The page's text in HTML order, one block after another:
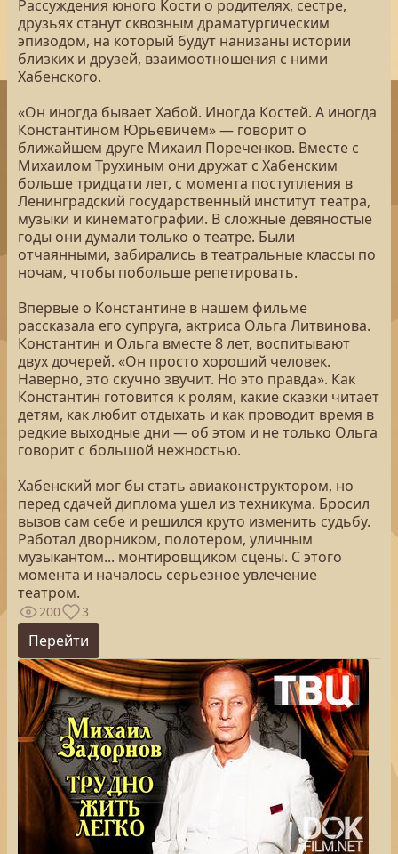
Рассуждения юного Кости о родителях, сестре,
друзьях станут сквозным драматургическим
эпизодом, на который будут нанизаны истории
близких и друзей, взаимоотношения с ними
Хабенского.
«Он иногда бывает Хабой. Иногда Костей. А иногда
Константином Юрьевичем» — говорит о
ближайшем друге Михаил Пореченков. Вместе с
Михаилом Трухиным они дружат с Хабенским
больше тридцати лет, с момента поступления в
Ленинградский государственный институт театра,
музыки и кинематографии. В сложные девяностые
годы они думали только о театре. Были
отчаянными, забирались в театральные классы по
ночам, чтобы побольше репетировать.
Впервые о Константине в нашем фильме
рассказала его супруга, актриса Ольга Литвинова.
Константин и Ольга вместе 8 лет, воспитывают
двух дочерей. «Он просто хороший человек.
Наверно, это скучно звучит. Но это правда». Как
Константин готовится к ролям, какие сказки читает
детям, как любит отдыхать и как проводит время в
редкие выходные дни — об этом и не только Ольга
говорит с большой нежностью.
Хабенский мог бы стать авиаконструктором, но
перед сдачей диплома ушел из техникума. Бросил
вызов сам себе и решился круто изменить судьбу.
Работал дворником, полотером, уличным
музыкантом... монтировщиком сцены. С этого
момента и началось серьезное увлечение
театром.
200 3
Перейти